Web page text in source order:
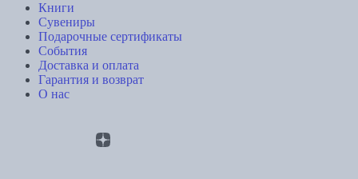
Книги
Сувениры
Подарочные сертификаты
События
Доставка и оплата
Гарантия и возврат
О нас